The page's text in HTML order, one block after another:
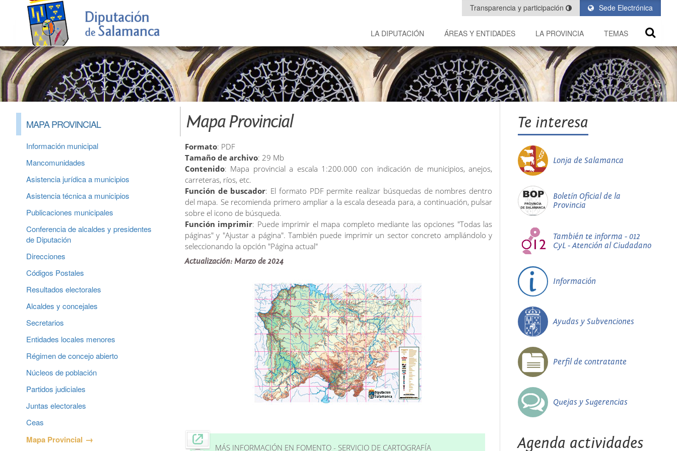
Sede Electrónica
Transparencia y participación
LA DIPUTACIÓN ÁREAS Y ENTIDADES LA PROVINCIA TEMAS
MAPA PROVINCIAL
Información municipal
Mancomunidades
Asistencia jurídica a municipios
Asistencia técnica a municipios
Publicaciones municipales
Conferencia de alcaldes y presidentes
de Diputación
Direcciones
Códigos Postales
Resultados electorales
Alcaldes y concejales
Secretarios
Entidades locales menores
Régimen de concejo abierto
Núcleos de población
Partidos judiciales
Juntas electorales
Ceas
Mapa Provincial
Mapa Provincial
Formato: PDF
Tamaño de archivo: 29 Mb
Contenido: Mapa provincial a escala 1:200.000 con indicación de municipios, anejos,
carreteras, ríos, etc.
Función de buscador: El formato PDF permite realizar búsquedas de nombres dentro
del mapa. Se recomienda primero ampliar a la escala deseada para, a continuación, pulsar
sobre el icono de búsqueda.
Función imprimir: Puede imprimir el mapa completo mediante las opciones "Todas las
páginas" y "Ajustar a página". También puede imprimir un sector concreto ampliándolo y
seleccionando la opción "Página actual"
Actualización: Marzo de 2024
MÁS INFORMACIÓN EN FOMENTO - SERVICIO DE CARTOGRAFÍA
Te interesa
Lonja de Salamanca
Boletín Oficial de la
Provincia
También te informa - 012
CyL - Atención al Ciudadano
Información
Ayudas y Subvenciones
Perfil de contratante
Quejas y Sugerencias
Agenda actividades